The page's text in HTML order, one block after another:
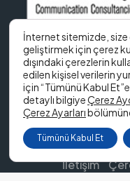
İletişim
İnternet sitemizde, size
geliştirmek için çerez
dışındaki çerezlerin
edilen kişisel verilerin
için “Tümünü Kabul
detaylı bilgiyeÇerez
Çerez Ayarları
Tümünü Kabul Et